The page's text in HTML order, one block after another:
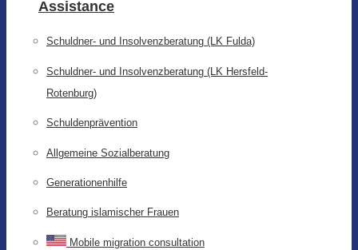
Assistance
Schuldner- und Insolvenzberatung (LK Fulda)
Schuldner- und Insolvenzberatung (LK Hersfeld-
Rotenburg)
Schuldenprävention
Allgemeine Sozialberatung
Generationenhilfe
Beratung islamischer Frauen
Mobile migration consultation